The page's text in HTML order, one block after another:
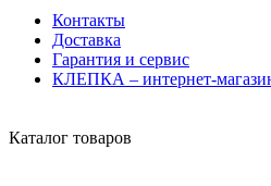
Контакты
Доставка
Гарантия и сервис
КЛЕПКА – интернет-
Каталог товаров